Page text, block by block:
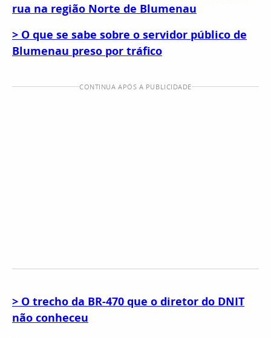
rua na região Norte de Blumenau
> O que se sabe sobre o servidor público de
Blumenau preso por tráfico
CONTINUA APÓS A PUBLICIDADE
> O trecho da BR-470 que o diretor do DNIT
não conheceu